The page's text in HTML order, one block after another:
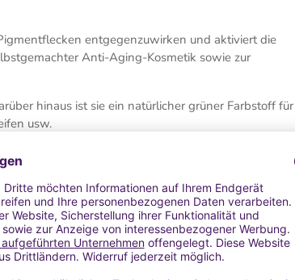
entgegenzuwirken und aktiviert die
Anti-Aging-Kosmetik sowie zur
hinaus ist sie ein natürlicher grüner Farbstoff für
usw.
Behandlung unterzogen werden oder eine
Charge unterschiedliche Ergebnisse hinsichtlich
die direkt aus der Natur stammen und auch für
empfohlen, Spirulina nur in kosmetischen
oder vorab mikrobiologisch geprüft werden,